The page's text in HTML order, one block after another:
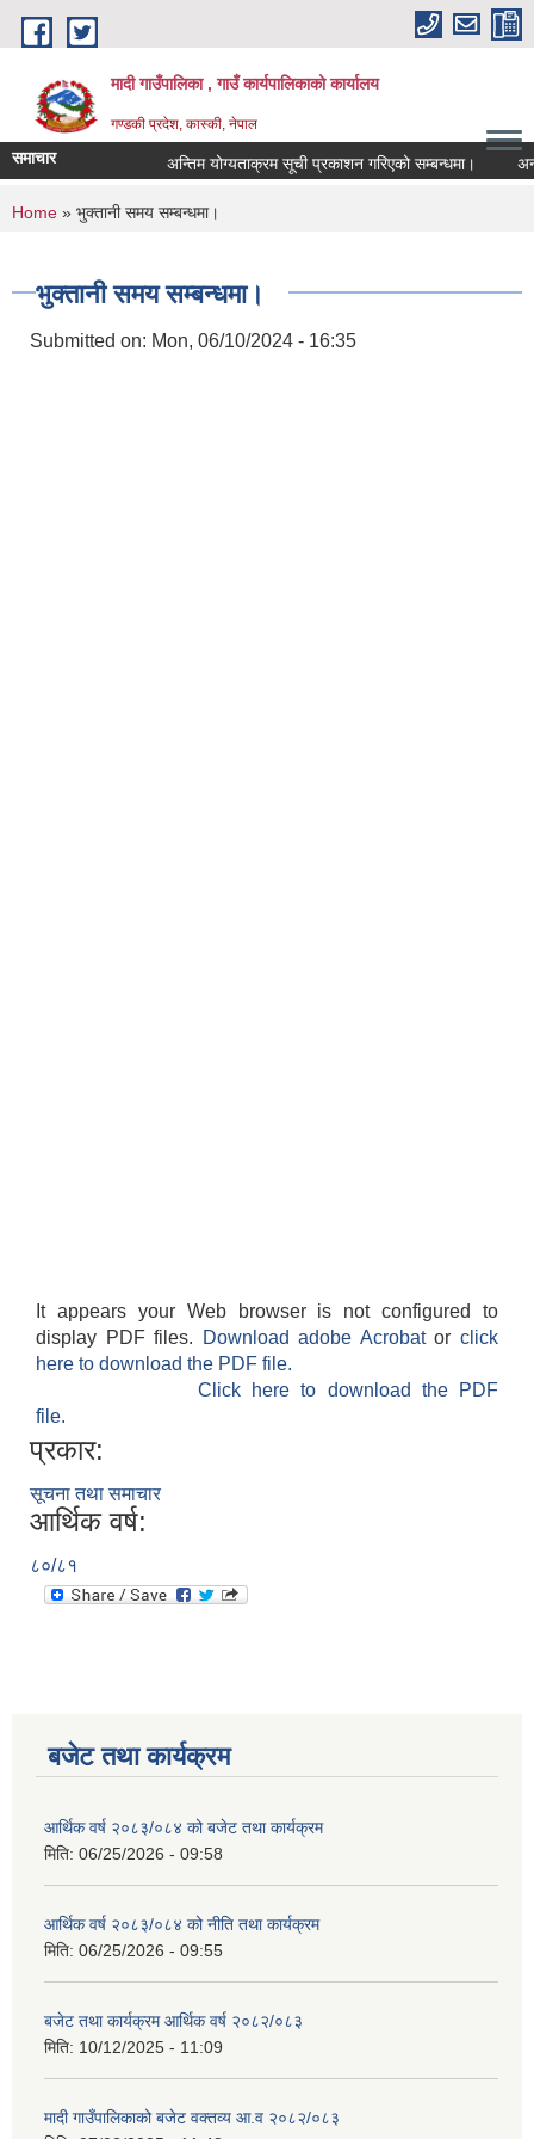
Skip to main content
मादी गाउँपालिका , गाउँ कार्यपालिकाको कार्यालय
गण्डकी प्रदेश, कास्की, नेपाल
समाचार अन्तिम योग्यताक्रम सूची प्रकाशन गरिएको सम्बन्धमा।
You are here
Home » भुक्तानी समय सम्बन्धमा।
भुक्तानी समय सम्बन्धमा।
Submitted on: Mon, 06/10/2024 - 16:35
It appears your Web browser is not configured to
display PDF files.
Download adobe Acrobatorclick
here to download the PDF file.
Click here to download the PDF
file.
प्रकार:
सूचना तथा समाचार
आर्थिक वर्ष:
८०/८१
बजेट तथा कार्यक्रम
आर्थिक वर्ष २०८३/०८४ को बजेट तथा कार्यक्रम
मिति: 06/25/2026 - 09:58
आर्थिक वर्ष २०८३/०८४ को नीति तथा कार्यक्रम
मिति: 06/25/2026 - 09:55
बजेट तथा कार्यक्रम आर्थिक वर्ष २०८२/०८३
मिति: 10/12/2025 - 11:09
मादी गाउँपालिकाको बजेट वक्तव्य आ.व २०८२/०८३